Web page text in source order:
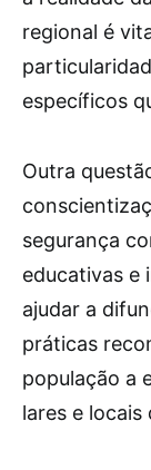
regional é
específicos
Outra
segurança
educativas e
ajudar a
práticas
população a
lares e locais